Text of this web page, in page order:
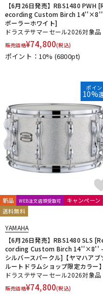
【6月26日発売】RBS1480 PWH
ecording Custom Birch
ポーラーホワイト]
ドラステサマーセール2026対象品
販売価格¥74,800(税込)
ポイント：10% (6800pt)
ポイン
10%
新品 WEB注文店頭受取可
キャンペーン
送料無料
YAMAHA
【6月26日発売】RBS1480 SLS
cording Custom Birch 14''×8'' -
シルバースパークル]【ヤマハアブ
ルートドラムショップ限定カラー】
ドラステサマーセール2026対象品
販売価格¥74,800(税込)